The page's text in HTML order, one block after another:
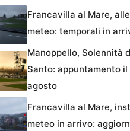
Francavilla al Mare,
meteo: temporali in
Manoppello, Solennità
Santo: appuntamento il
agosto
Francavilla al Mare,
meteo in arrivo: